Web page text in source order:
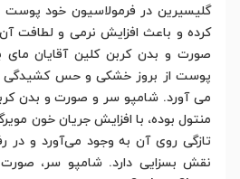
گلیسیرین در فرمولاسیون خود پوست
کرده و باعث افزایش نرمی و لطافت
صورت و بدن کربن کلین آقایان مای
پوست از بروز خشکی و حس کشیدگی
می ‌آورد. شامپو سر و صورت و بدن
منتول بوده، با افزایش جریان خون
تازگی روی آن به وجود می‌آورد و
نقش بسزایی دارد. شامپو سر،